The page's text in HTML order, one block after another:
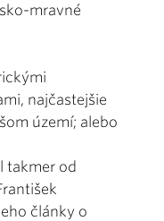
mravné
najčastejšie
území; alebo
takmer od
články o